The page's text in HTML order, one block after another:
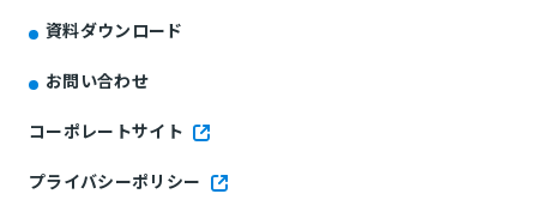
資料ダウンロード
お問い合わせ
コーポレートサイト
プライバシーポリシー